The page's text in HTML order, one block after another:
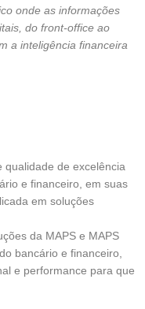
onde as informações
do front-office ao
a inteligência financeira
qualidade de excelência
e financeiro, em suas
em soluções
da MAPS e MAPS
bancário e financeiro,
e performance para que